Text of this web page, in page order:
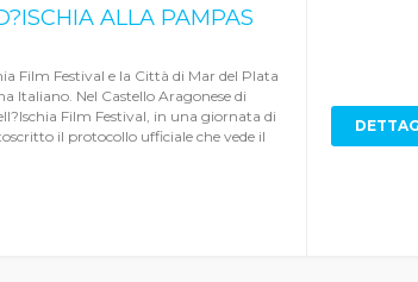
ALLA PAMPAS
Film Festival e la Città di Mar del Plata
Italiano. Nel Castello Aragonese di
Film Festival, in una giornata di
il protocollo ufficiale che vede il